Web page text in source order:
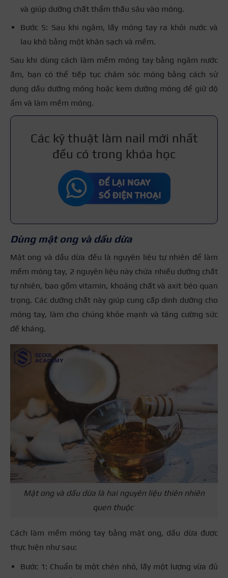
và giúp dưỡng chất thẩm thấu sâu vào móng.
Bước 5: Sau khi ngâm, lấy móng tay ra khỏi nước và
lau khô bằng một khăn sạch và mềm.
Sau khi dùng cách làm mềm móng tay bằng ngâm nước
ấm, bạn có thể tiếp tục chăm sóc móng bằng cách sử
dụng dầu dưỡng móng hoặc kem dưỡng móng để giữ độ
ẩm và làm mềm móng.
Các kỹ thuật làm nail mới nhất
đều có trong khóa học
Dùng mật ong và dầu dừa
Mật ong và dầu dừa đều là nguyên liệu tự nhiên để làm
mềm móng tay, 2 nguyên liệu này chứa nhiều dưỡng chất
tự nhiên, bao gồm vitamin, khoáng chất và axit béo quan
trọng. Các dưỡng chất này giúp cung cấp dinh dưỡng cho
móng tay, làm cho chúng khỏe mạnh và tăng cường sức
đề kháng.
Mật ong và dầu dừa là hai nguyên liệu thiên nhiên
quen thuộc
Cách làm mềm móng tay bằng mật ong, dầu dừa được
thực hiện như sau:
Bước 1: Chuẩn bị một chén nhỏ, lấy một lượng vừa đủ